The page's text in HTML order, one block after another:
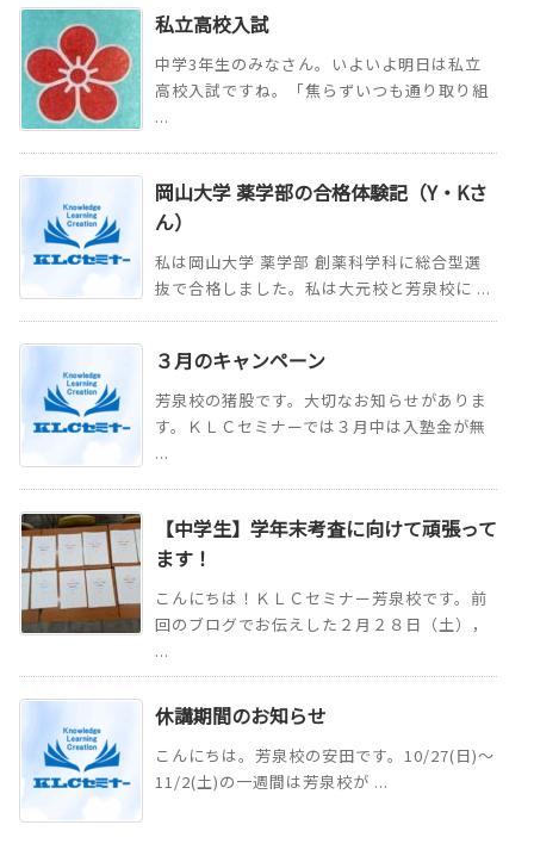
私立高校入試
中学3年生のみなさん。いよいよ明日は私立
高校入試ですね。「焦らずいつも通り取り組
...
岡山大学 薬学部の合格体験記（Y・Kさ
ん）
私は岡山大学 薬学部 創薬科学科に総合型選
抜で合格しました。私は大元校と芳泉校に ...
３月のキャンペーン
芳泉校の猪股です。大切なお知らせがありま
す。ＫＬＣセミナーでは３月中は入塾金が無
...
【中学生】学年末考査に向けて頑張って
ます！
こんにちは！ＫＬＣセミナー芳泉校です。前
回のブログでお伝えした２月２８日（土），
...
休講期間のお知らせ
こんにちは。芳泉校の安田です。10/27(日)～
11/2(土)の一週間は芳泉校が ...